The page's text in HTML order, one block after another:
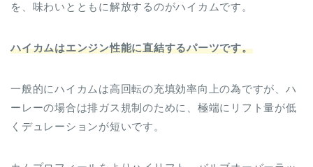
を、味わいとともに解放するのがハイカムです。
ハイカムはエンジン性能に直結するパーツです。
一般的にハイカムは高回転の充填効率向上の為ですが、ハ
ーレーの場合は排ガス規制のために、極端にリフト量が低
くデュレーションが短いです。